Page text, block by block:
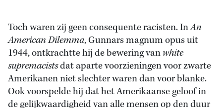
Toch waren zij geen consequente racisten. InAn
American Dilemma, Gunnars magnum opus uit
1944, ontkrachtte hij de bewering vanwhite
supremacistsdat aparte voorzieningen voor zwarte
Amerikanen niet slechter waren dan voor blanke.
Ook voorspelde hij dat het Amerikaanse geloof in
de gelijkwaardigheid van alle mensen op den duur